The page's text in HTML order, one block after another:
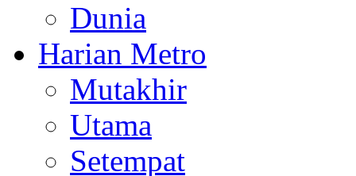
Dunia
Harian Metro
Mutakhir
Utama
Setempat